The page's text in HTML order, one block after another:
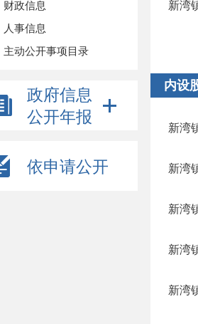
财政信息
人事信息
主动公开事项目录
政府信息
公开年报
依申请公开
新湾
内设
新湾
新湾
新湾
新湾
新湾